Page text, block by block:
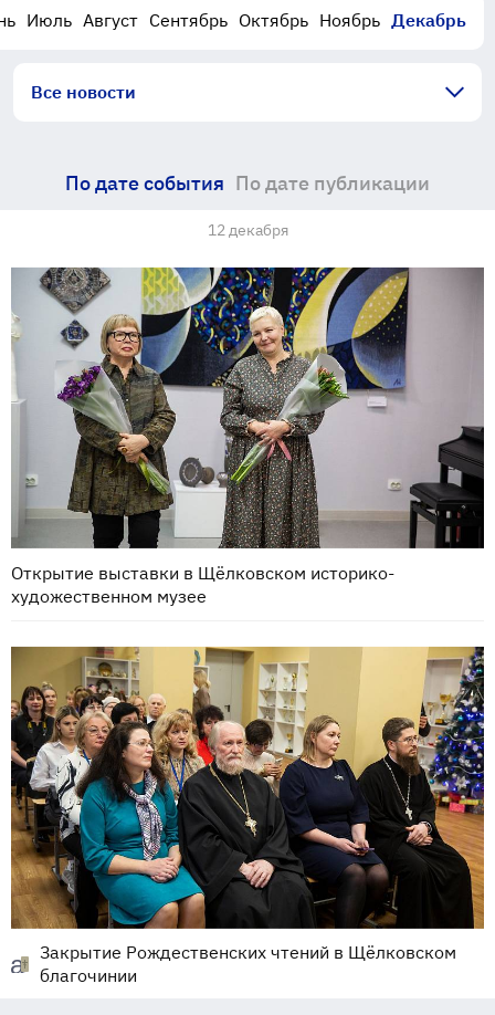
Июль Август Сентябрь Октябрь Ноябрь Декабрь
Все новости
По дате события По дате публикации
12 декабря
Открытие выставки в Щёлковском историко-
художественном музее
Закрытие Рождественских чтений в Щёлковском
благочинии